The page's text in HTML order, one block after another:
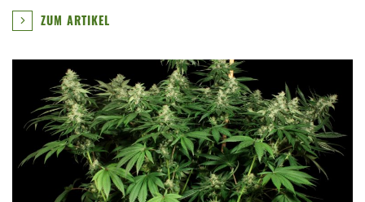
ZUM ARTIKEL